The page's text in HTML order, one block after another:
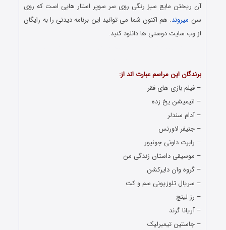
آن ریختن مایع سبز رنگی روی سر سوپر استار هایی است که روی
سن میروند. هم اکنون شما می توانید این برنامه دیدنی را به رایگان
از وب سایت دوستی ها دانلود کنید.
برندگان این مراسم عبارت اند از:
– فیلم بازی های فقر
– انیمیشن یخ زده
– آدام سندلر
– جنیفر لاورنس
– رابرت داونی جونیور
– موسیقی داستان زندگی من
– گروه وان دایرکشن
– سریال تلوزیونی سم و کت
– رز لینچ
– آریانا گرند
– جاستین تیمبرلیک